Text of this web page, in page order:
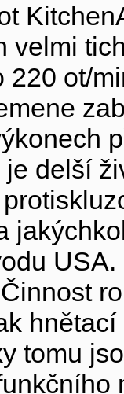
velmi
220 ot/
delší
tomu